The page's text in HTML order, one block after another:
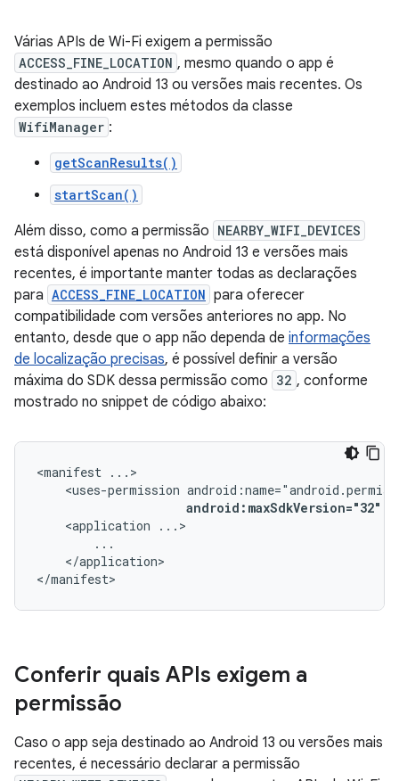
Várias APIs de Wi-Fi exigem a permissão
ACCESS_FINE_LOCATION , mesmo quando o app é
destinado ao Android 13 ou versões mais recentes. Os
exemplos incluem estes métodos da classe
WifiManager :
getScanResults()
startScan()
Além disso, como a permissão NEARBY_WIFI_DEVICES
está disponível apenas no Android 13 e versões mais
recentes, é importante manter todas as declarações
para ACCESS_FINE_LOCATION para oferecer
compatibilidade com versões anteriores no app. No
entanto, desde que o app não dependa de informações
de localização precisas, é possível definir a versão
máxima do SDK dessa permissão como 32 , conforme
mostrado no snippet de código abaixo:
<manifest
<uses-permission
android:maxSdkVersion="32"
<application
</application>
</manifest>
Conferir quais APIs exigem a
permissão
Caso o app seja destinado ao Android 13 ou versões mais
recentes, é necessário declarar a permissão